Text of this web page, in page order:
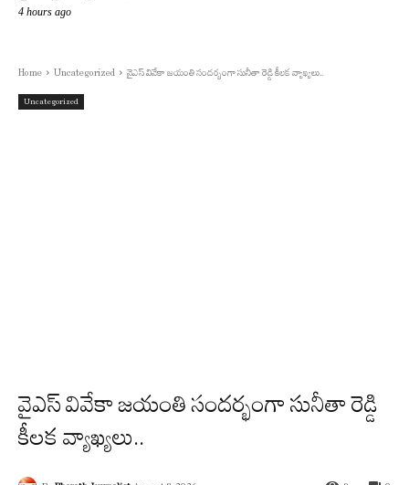
4 hours ago